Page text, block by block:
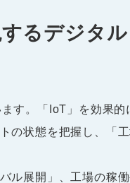
るデジタ
す。「IoT」を効果的
の状態を把握し、「
ル展開」、工場の稼